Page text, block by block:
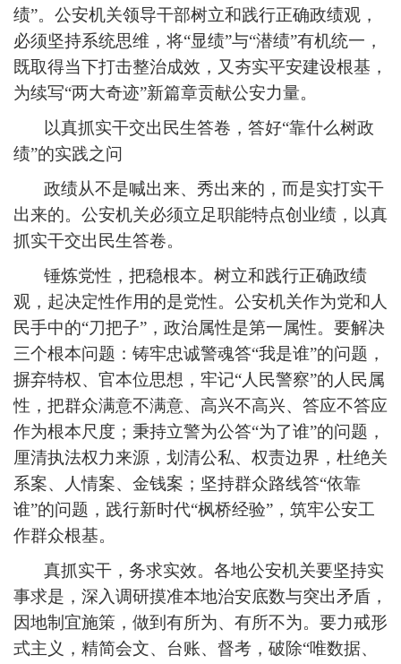
绩”。公安机关领导干部树立和践行正确政绩观，
必须坚持系统思维，将“显绩”与“潜绩”有机统一，
既取得当下打击整治成效，又夯实平安建设根基，
为续写“两大奇迹”新篇章贡献公安力量。
以真抓实干交出民生答卷，答好“靠什么树政
绩”的实践之问
政绩从不是喊出来、秀出来的，而是实打实干
出来的。公安机关必须立足职能特点创业绩，以真
抓实干交出民生答卷。
锤炼党性，把稳根本。树立和践行正确政绩
观，起决定性作用的是党性。公安机关作为党和人
民手中的“刀把子”，政治属性是第一属性。要解决
三个根本问题：铸牢忠诚警魂答“我是谁”的问题，
摒弃特权、官本位思想，牢记“人民警察”的人民属
性，把群众满意不满意、高兴不高兴、答应不答应
作为根本尺度；秉持立警为公答“为了谁”的问题，
厘清执法权力来源，划清公私、权责边界，杜绝关
系案、人情案、金钱案；坚持群众路线答“依靠
谁”的问题，践行新时代“枫桥经验”，筑牢公安工
作群众根基。
真抓实干，务求实效。各地公安机关要坚持实
事求是，深入调研摸准本地治安底数与突出矛盾，
因地制宜施策，做到有所为、有所不为。要力戒形
式主义，精简会文、台账、督考，破除“唯数据、